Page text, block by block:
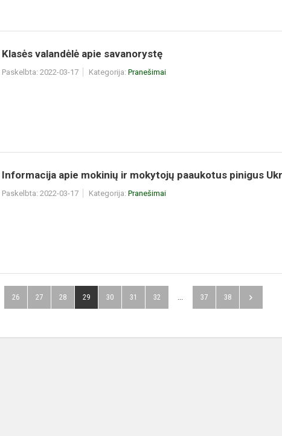
Klasės valandėlė apie savanorystę
Paskelbta: 2022-03-17 Kategorija: Pranešimai
Informacija apie mokinių ir mokytojų paaukotus pinigus
Paskelbta: 2022-03-17 Kategorija: Pranešimai
26 27 28 29 30 31 32 ... 37 38